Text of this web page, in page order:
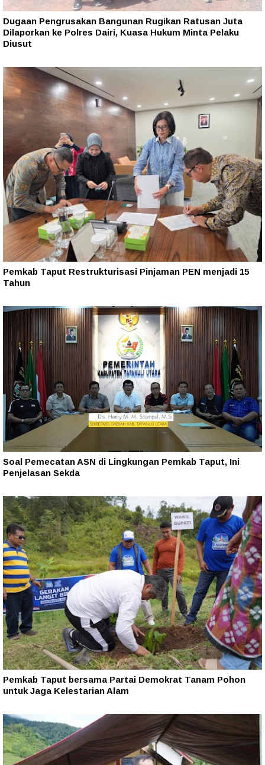
Dugaan Pengrusakan Bangunan Rugikan Ratusan Juta
Dilaporkan ke Polres Dairi, Kuasa Hukum Minta Pelaku
Diusut
Pemkab Taput Restrukturisasi Pinjaman PEN menjadi 15
Tahun‎
Soal Pemecatan ASN di Lingkungan Pemkab Taput, Ini
Penjelasan Sekda
Pemkab Taput bersama Partai Demokrat Tanam Pohon
untuk Jaga Kelestarian Alam